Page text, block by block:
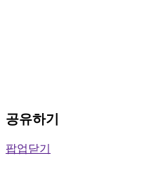
공유하기
팝업닫기